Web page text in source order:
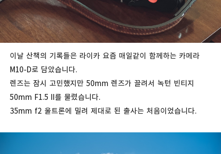
이날 산책의 기록들은 라이카 요즘 매일같이 함께하는 카메라
M10-D로 담았습니다.
렌즈는 잠시 고민했지만 50mm 렌즈가 끌려서 녹턴 빈티지
50mm F1.5 II를 물렸습니다.
35mm f2 울트론에 밀려 제대로 된 출사는 처음이었습니다.